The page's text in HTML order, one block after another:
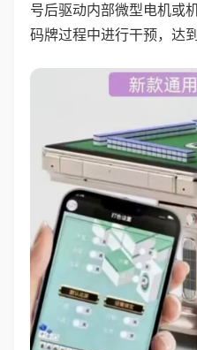
号后驱动内部微型电机或
码牌过程中进行干预，达